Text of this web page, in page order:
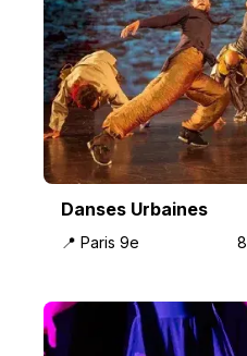
Danses Urbaines
📍 Paris 9e 8